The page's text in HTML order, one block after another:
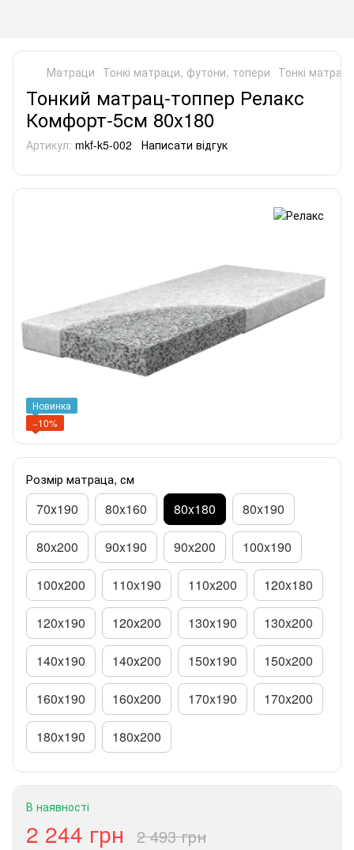
Матраци Тонкі матраци, футони, топери Тонкі
Тонкий матрац-топпер Релакс
Комфорт-5см 80x180
Артикул: mkf-k5-002 Написати відгук
Новинка
−10%
Розмір матраца, см
70х190 80x160 80x180 80x190
80x200 90x190 90x200 100x190
100x200 110x190 110x200 120x180
120x190 120х200 130x190 130x200
140x190 140х200 150х190 150x200
160x190 160x200 170x190 170x200
180x190 180х200
В наявності
2 244 грн 2 493 грн